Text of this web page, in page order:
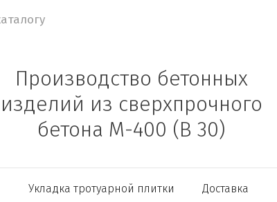
Укладка тротуарной плитки Доставка
Производство бетонных
изделий из сверхпрочного
бетона М-400 (В 30)